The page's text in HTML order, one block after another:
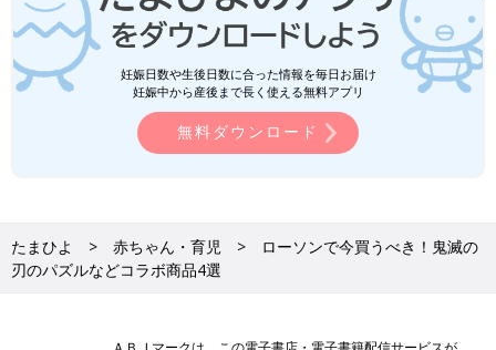
妊娠日数や生後日数に合った情報を毎日お届け
妊娠中から産後まで長く使える無料アプリ
無料ダウンロード
たまひよ 赤ちゃん・育児
ローソンで今買うべき！鬼滅の
刃のパズルなどコラボ商品4選